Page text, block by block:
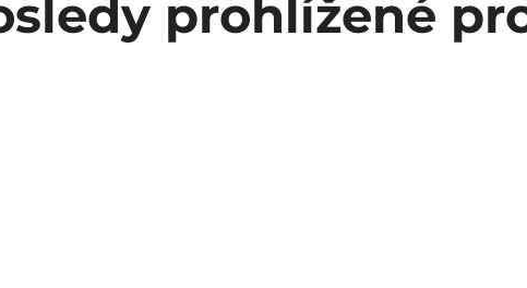
prohlížené